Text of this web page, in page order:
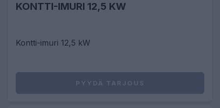
KONTTI-IMURI 12,5 KW
Kontti-imuri 12,5 kW
PYYDÄ TARJOUS